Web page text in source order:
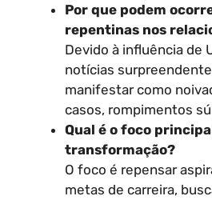
Por que podem
repentinas nos
Devido à influência de
notícias
manifestar como
casos, rompimentos
Qual é o foco
transformação?
O foco é repensar
metas de carreira,